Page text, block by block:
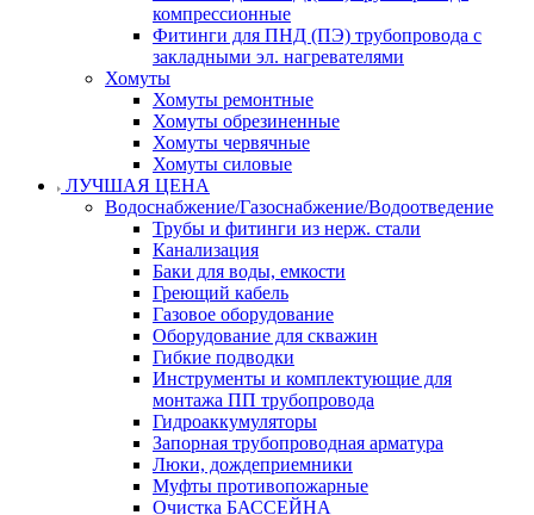
компрессионные
Фитинги для ПНД (ПЭ) трубопровода с
закладными эл. нагревателями
Хомуты
Хомуты ремонтные
Хомуты обрезиненные
Хомуты червячные
Хомуты силовые
ЛУЧШАЯ ЦЕНА
Водоснабжение/Газоснабжение/Водоотведение
Трубы и фитинги из нерж. стали
Канализация
Баки для воды, емкости
Греющий кабель
Газовое оборудование
Оборудование для скважин
Гибкие подводки
Инструменты и комплектующие для
монтажа ПП трубопровода
Гидроаккумуляторы
Запорная трубопроводная арматура
Люки, дождеприемники
Муфты противопожарные
Очистка БАССЕЙНА